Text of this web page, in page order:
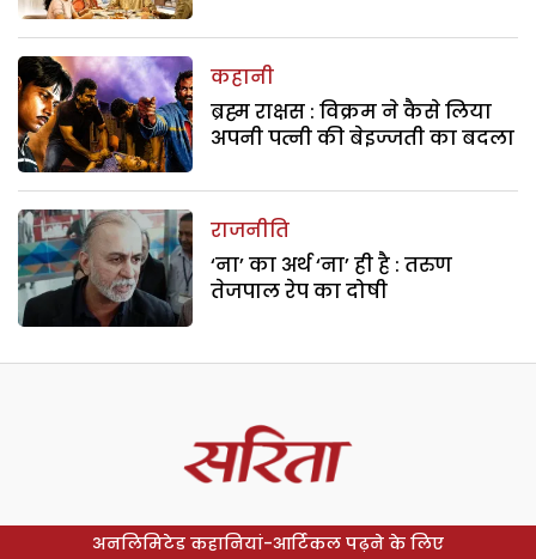
कहानी
ब्रह्म राक्षस : विक्रम ने कैसे लिया
अपनी पत्नी की बेइज्जती का बदला
राजनीति
‘ना’ का अर्थ ‘ना’ ही है : तरुण
तेजपाल रेप का दोषी
अनलिमिटेड कहानियां-आर्टिकल पढ़ने के लिए